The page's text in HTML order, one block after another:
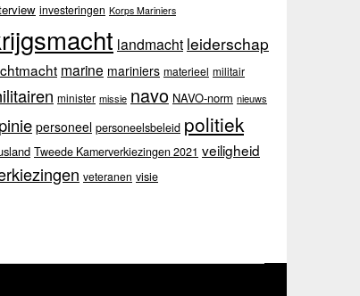
investeringen Korps Mariniers
landmacht leiderschap
marine mariniers materieel militair
minister missie navo NAVO-norm nieuws
personeel personeelsbeleid politiek
Tweede Kamerverkiezingen 2021 veiligheid
veteranen visie